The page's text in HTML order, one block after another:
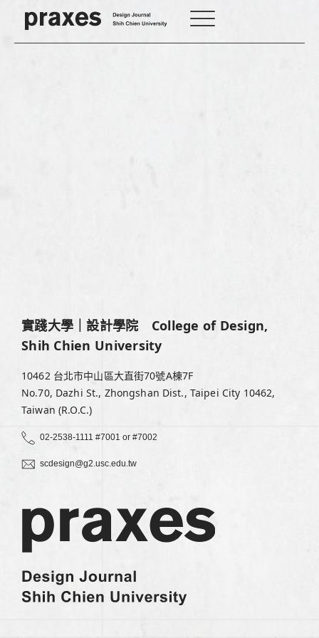
實踐大學｜設計學院 College of Design,
Shih Chien University
10462 台北市中山區大直街70號A棟7F
No.70, Dazhi St., Zhongshan Dist., Taipei City 10462,
Taiwan (R.O.C.)
02-2538-1111 #7001 or #7002
scdesign@g2.usc.edu.tw